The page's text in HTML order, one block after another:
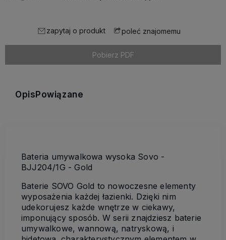
zapytaj o produkt poleć znajomemu
Pobierz PDF
Opis Powiązane
Bateria umywalkowa wysoka Sovo -
BJJ204/1G - Gold
Baterie SOVO Gold to nowoczesne elementy
wyposażenia każdej łazienki. Dzięki nim
udekorujesz każde wnętrze w ciekawy,
imponujący sposób. W serii znajdziesz baterie
umywalkowe, wannową, natryskową, i